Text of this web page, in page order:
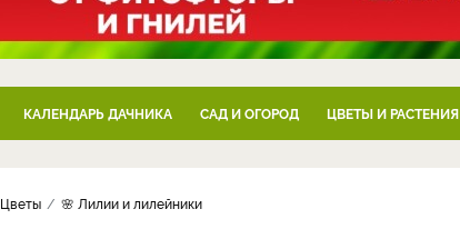
КАЛЕНДАРЬ ДАЧНИКА САД И ОГОРОД ЦВЕТЫ И РАСТЕНИЯ
Цветы 🌸 Лилии и лилейники